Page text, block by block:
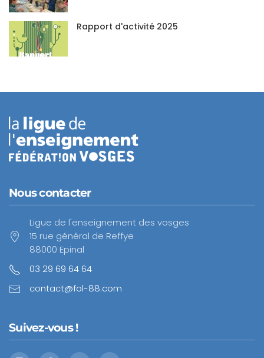
Rapport d'activité 2025
Nous contacter
Ligue de l'enseignement des vosges
15 rue général de Reffye
88000 Epinal
03 29 69 64 64
contact@fol-88.com
Suivez-vous !